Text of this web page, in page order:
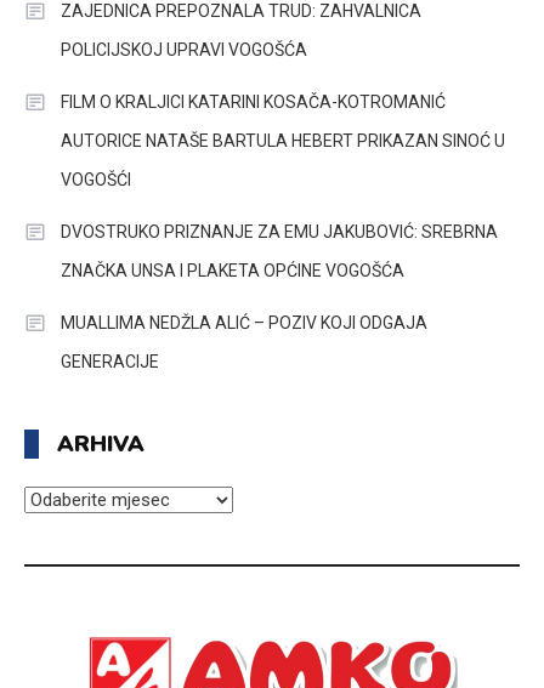
ZAJEDNICA PREPOZNALA TRUD: ZAHVALNICA
POLICIJSKOJ UPRAVI VOGOŠĆA
FILM O KRALJICI KATARINI KOSAČA-KOTROMANIĆ
AUTORICE NATAŠE BARTULA HEBERT PRIKAZAN SINOĆ U
VOGOŠĆI
DVOSTRUKO PRIZNANJE ZA EMU JAKUBOVIĆ: SREBRNA
ZNAČKA UNSA I PLAKETA OPĆINE VOGOŠĆA
MUALLIMA NEDŽLA ALIĆ – POZIV KOJI ODGAJA
GENERACIJE
ARHIVA
ARHIVA